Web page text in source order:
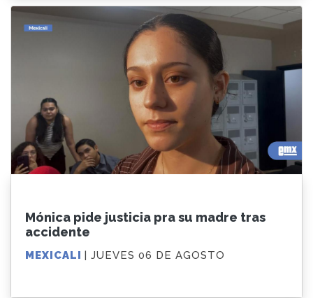
Mónica pide justicia pra su madre tras
accidente
MEXICALI | JUEVES 06 DE AGOSTO